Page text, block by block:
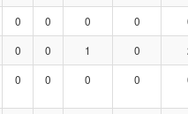
0 0 0 0
0 0 1 0
0 0 0 0